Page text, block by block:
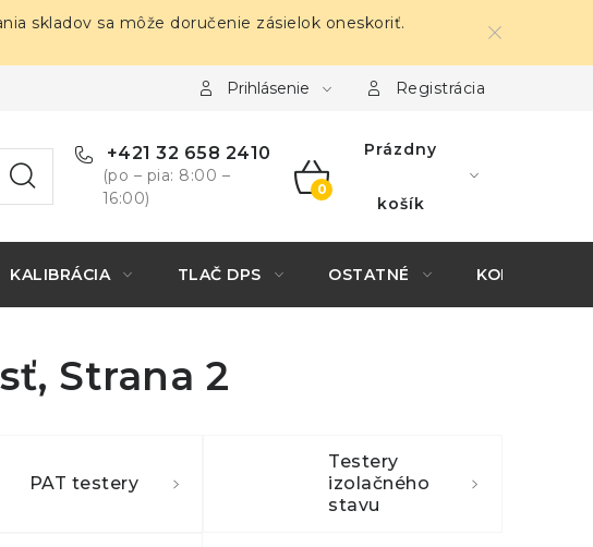
skladov sa môže doručenie zásielok oneskoriť.
Prihlásenie Registrácia
+421 32 658 2410
(po – pia: 8:00 –
16:00)
NÁKUPNÝ
Prázdny
košík
KALIBRÁCIA TLAČ DPS OSTATNÉ KONTAKTY
, Strana 2
PAT testery
Testery
izolačného
stavu